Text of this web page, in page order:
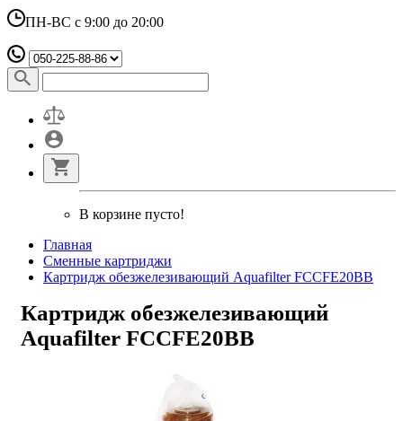
ПН-ВС с 9:00 до 20:00
В корзине пусто!
Главная
Сменные картриджи
Картридж обезжелезивающий Aquafilter FCCFE20BB
Картридж обезжелезивающий
Aquafilter FCCFE20BB